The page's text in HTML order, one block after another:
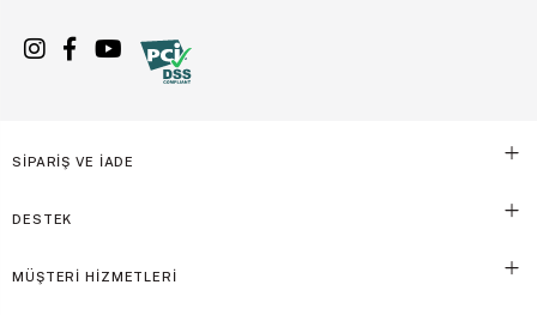
SİPARİŞ VE İADE
DESTEK
MÜŞTERİ HİZMETLERİ